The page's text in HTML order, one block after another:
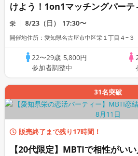
けよう！1on1マッチングパーテ
栄 8/23（日） 17:30〜
開催地住所：愛知県名古屋市中区栄１丁目４−３
22〜29歳 5,800円
参加者調整中
31名突破
販売終了まで残り17時間！
【20代限定】MBTIで相性がい